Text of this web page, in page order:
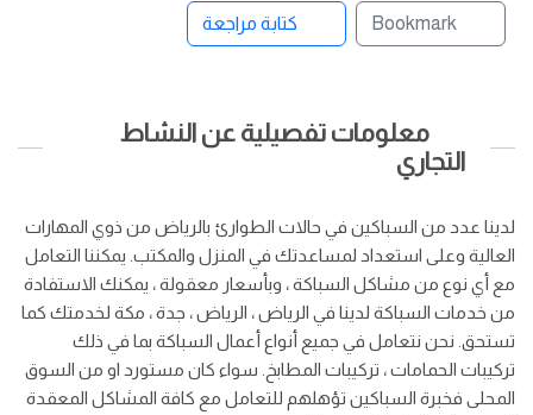
Bookmark كتابة مراجعة
معلومات تفصيلية عن النشاط
التجاري
لدينا عدد من السباكين في حالات الطوارئ بالرياض من ذوي المهارات
العالية وعلى استعداد لمساعدتك في المنزل والمكتب. يمكننا التعامل
مع أي نوع من مشاكل السباكة ، وبأسعار معقولة ، يمكنك الاستفادة
من خدمات السباكة لدينا في الرياض ، الرياض ، جدة ، مكة لخدمتك كما
تستحق. نحن نتعامل في جميع أنواع أعمال السباكة بما في ذلك
تركيبات الحمامات ، تركيبات المطابخ. سواء كان مستورد او من السوق
المحلى فخبرة السباكين تؤهلهم للتعامل مع كافة المشاكل المعقدة